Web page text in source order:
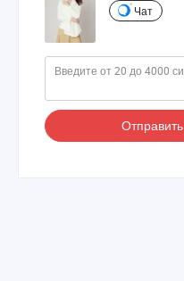
Чат
Отправить